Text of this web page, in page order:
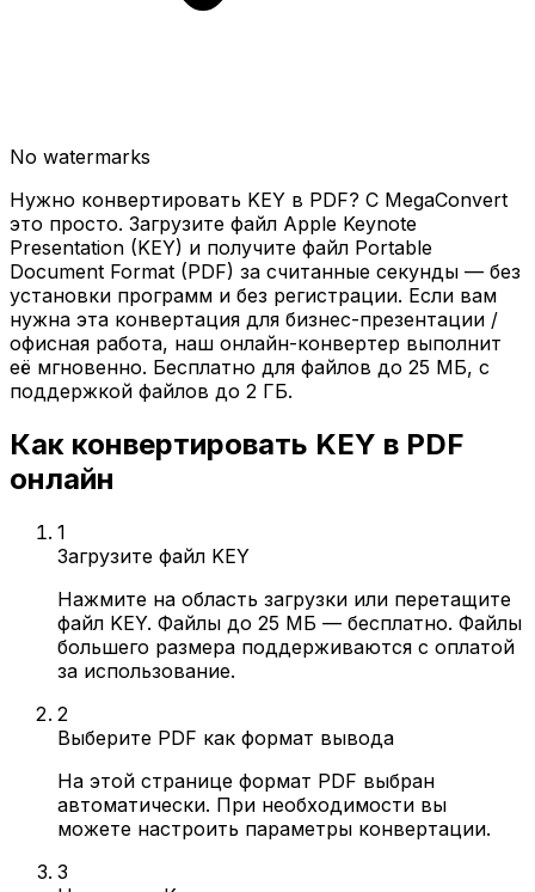
No watermarks
Нужно конвертировать KEY в PDF? С MegaConvert
это просто. Загрузите файл Apple Keynote
Presentation (KEY) и получите файл Portable
Document Format (PDF) за считанные секунды — без
установки программ и без регистрации. Если вам
нужна эта конвертация для бизнес-презентации /
офисная работа, наш онлайн-конвертер выполнит
её мгновенно. Бесплатно для файлов до 25 МБ, с
поддержкой файлов до 2 ГБ.
Как конвертировать KEY в PDF
онлайн
1
Загрузите файл KEY
Нажмите на область загрузки или перетащите
файл KEY. Файлы до 25 МБ — бесплатно. Файлы
большего размера поддерживаются с оплатой
за использование.
2
Выберите PDF как формат вывода
На этой странице формат PDF выбран
автоматически. При необходимости вы
можете настроить параметры конвертации.
3